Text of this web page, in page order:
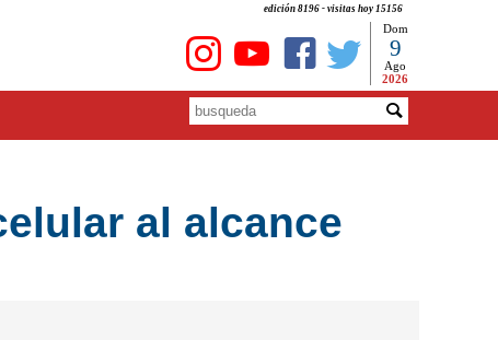
edición 8196 - visitas hoy 15156
Dom
9
Ago
2026
al alcance